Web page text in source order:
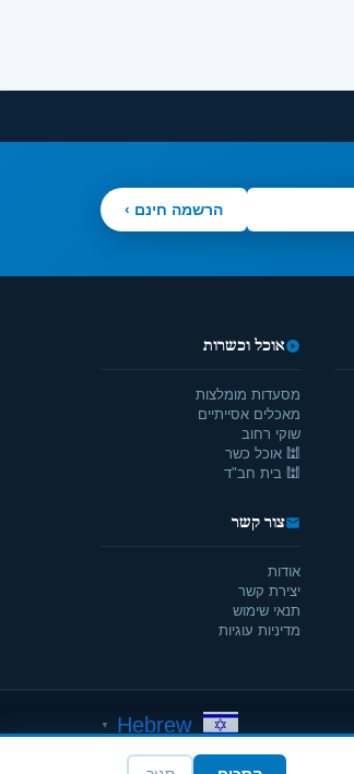
הרשמה חינם ›
אוכל וכשרות
מסעדות מומלצות
מאכלים אסייתיים
שוקי רחוב
🕍 אוכל כשר
🕍 בית חב"ד
צור קשר
אודות
יצירת קשר
תנאי שימוש
מדיניות עוגיות
Hebrew
▼